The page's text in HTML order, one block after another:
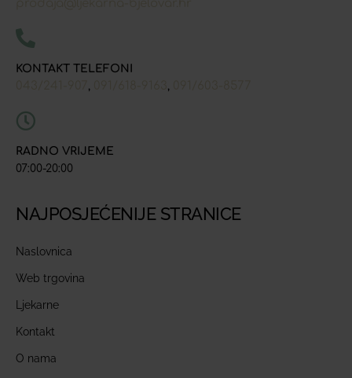
KONTAKT TELEFONI
RADNO VRIJEME
07:00-20:00
NAJPOSJEĆENIJE STRANICE
Naslovnica
Web trgovina
Ljekarne
Kontakt
O nama